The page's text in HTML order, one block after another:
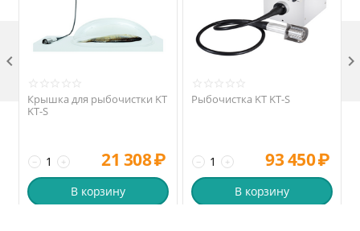
Крышка для рыбочистки KT
KT-S
+
− 21 308₽
В корзину
Рыбочистка KT KT-S
+
− 93 450₽
В корзину
 